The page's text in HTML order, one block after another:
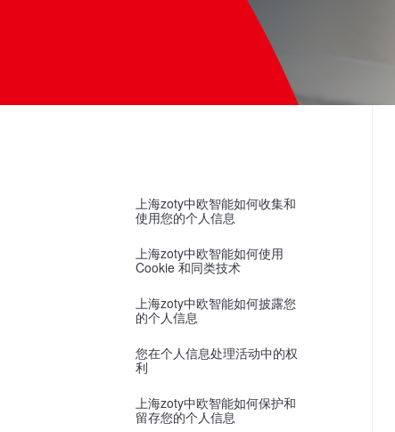
上海zoty中欧智能如何收集和
使用您的个人信息
上海zoty中欧智能如何使用
Cookie 和同类技术
上海zoty中欧智能如何披露您
的个人信息
您在个人信息处理活动中的权
利
上海zoty中欧智能如何保护和
留存您的个人信息